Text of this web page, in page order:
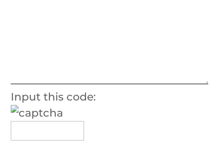
Input this code: